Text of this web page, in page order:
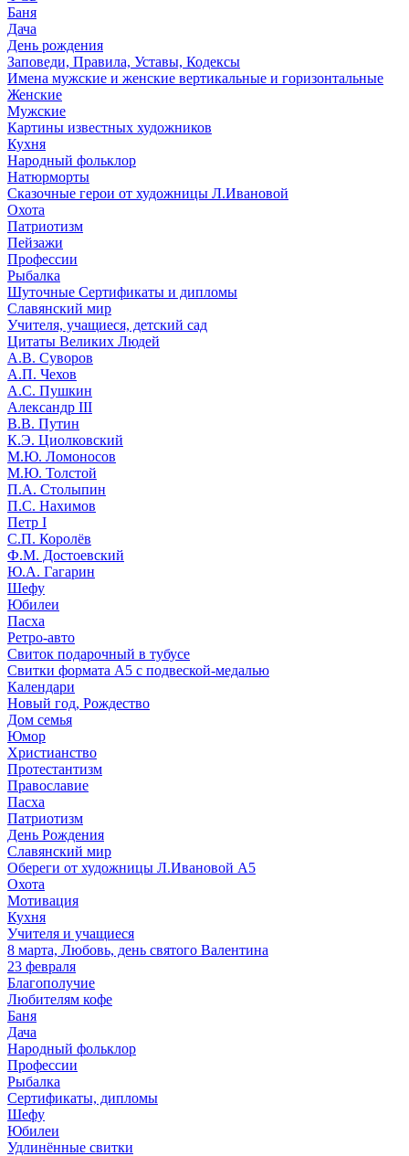
Баня
Дача
День рождения
Заповеди, Правила, Уставы, Кодексы
Имена мужские и женские вертикальные и горизонтальные
Женские
Мужские
Картины известных художников
Кухня
Народный фольклор
Натюрморты
Сказочные герои от художницы Л.Ивановой
Охота
Патриотизм
Пейзажи
Профессии
Рыбалка
Шуточные Сертификаты и дипломы
Славянский мир
Учителя, учащиеся, детский сад
Цитаты Великих Людей
А.В. Суворов
А.П. Чехов
А.С. Пушкин
Александр III
В.В. Путин
К.Э. Циолковский
М.Ю. Ломоносов
М.Ю. Толстой
П.А. Столыпин
П.С. Нахимов
Петр I
С.П. Королёв
Ф.М. Достоевский
Ю.А. Гагарин
Шефу
Юбилеи
Пасха
Ретро-авто
Свиток подарочный в тубусе
Свитки формата А5 с подвеской-медалью
Календари
Новый год, Рождество
Дом семья
Юмор
Христианство
Протестантизм
Православие
Пасха
Патриотизм
День Рождения
Славянский мир
Обереги от художницы Л.Ивановой А5
Охота
Мотивация
Кухня
Учителя и учащиеся
8 марта, Любовь, день святого Валентина
23 февраля
Благополучие
Любителям кофе
Баня
Дача
Народный фольклор
Профессии
Рыбалка
Сертификаты, дипломы
Шефу
Юбилеи
Удлинённые свитки